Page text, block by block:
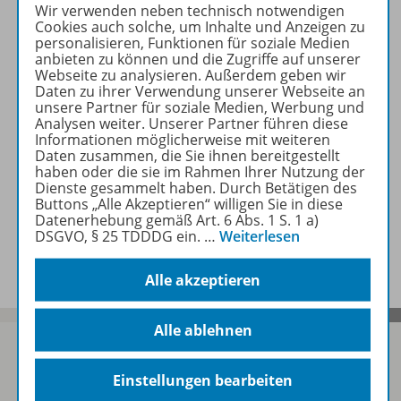
Beschreibung
Zugehörige Produkte
Inhaltsverzeichnis
Benachrichtigungs-Service
Wir verwenden neben technisch notwendigen
Cookies auch solche, um Inhalte und Anzeigen zu
personalisieren, Funktionen für soziale Medien
anbieten zu können und die Zugriffe auf unserer
Webseite zu analysieren. Außerdem geben wir
Daten zu ihrer Verwendung unserer Webseite an
unsere Partner für soziale Medien, Werbung und
Analysen weiter. Unserer Partner führen diese
Informationen möglicherweise mit weiteren
Daten zusammen, die Sie ihnen bereitgestellt
haben oder die sie im Rahmen Ihrer Nutzung der
Dienste gesammelt haben. Durch Betätigen des
Buttons „Alle Akzeptieren“ willigen Sie in diese
Datenerhebung gemäß Art. 6 Abs. 1 S. 1 a)
DSGVO, § 25 TDDDG ein. … Weiterlesen
Alle akzeptieren
Alle ablehnen
Einstellungen bearbeiten